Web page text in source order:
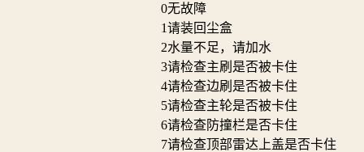
0无故障
1请装回尘盒
2水量不足，请加水
3请检查主刷是否被卡住
4请检查边刷是否被卡住
5请检查主轮是否被卡住
6请检查防撞栏是否卡住
7请检查顶部雷达上盖是否卡住